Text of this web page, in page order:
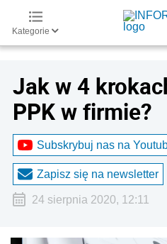
Kategorie
Jak w 4
PPK w firmie?
Subskrybuj nas na
Zapisz się na newsletter
24 sierpnia 2020, 12:11